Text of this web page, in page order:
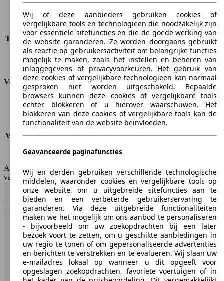
Deuren
5
Stoelen
5 - 7
Dakbelasting
-
Trekgewicht (ongeremd) -
Trekgewicht (geremd)
1500 kg
Kofferbak capaciteit
536 - 1694 l
Verbruik
CO2-uitstoot*
182 g/km (komb.)
Verbruik (stad)
10.7 l/100km
Verbruik (snelweg)
6.2 l/100km
Verbruik (gemiddeld)* 7.8 l/100km
Emissieklasse
Euro 6b
AutoScout24 Belgium NV is niet aansprakelijk voor de juistheid
van de gegevens.
Naar boven
AutoScout24: de grootste online automarkt in Europa.
AutoScout24
Over AutoScout24
Wij of deze aanbieders gebruiken cookies of
vergelijkbare tools en technologieën die noodzakelijk zijn
voor essentiële sitefuncties en die de goede werking van
de website garanderen. Ze worden doorgaans gebruikt
als reactie op gebruikersactiviteit om belangrijke functies
mogelijk te maken, zoals het instellen en beheren van
inloggegevens of privacyvoorkeuren. Het gebruik van
deze cookies of vergelijkbare technologieën kan normaal
gesproken niet worden uitgeschakeld. Bepaalde
browsers kunnen deze cookies of vergelijkbare tools
echter blokkeren of u hierover waarschuwen. Het
blokkeren van deze cookies of vergelijkbare tools kan de
functionaliteit van de website beïnvloeden.
Geavanceerde paginafuncties
Wij en derden gebruiken verschillende technologische
middelen, waaronder cookies en vergelijkbare tools op
onze website, om u uitgebreide sitefuncties aan te
bieden en een verbeterde gebruikerservaring te
garanderen. Via deze uitgebreide functionaliteiten
maken we het mogelijk om ons aanbod te personaliseren
- bijvoorbeeld om uw zoekopdrachten bij een later
bezoek voort te zetten, om u geschikte aanbiedingen in
uw regio te tonen of om gepersonaliseerde advertenties
en berichten te verstrekken en te evalueren. Wij slaan uw
e-mailadres lokaal op wanneer u dit opgeeft voor
opgeslagen zoekopdrachten, favoriete voertuigen of in